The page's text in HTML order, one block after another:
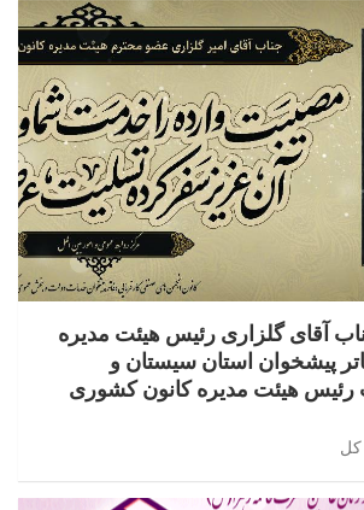
آقای گلزاری رئیس هیئت مدیره
پیشخوان استان سیستان و
رئیس هیئت مدیره کانون کشوری
کل